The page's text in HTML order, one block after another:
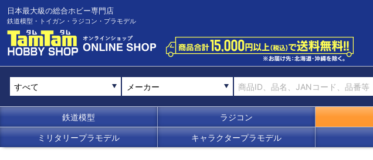
日本最大級の総合ホビー専門店
鉄道模型・トイガン・ラジコン・プラモデル
メーカー
鉄道模型 ラジコン
ミリタリープラモデル キャラクタープラモデル